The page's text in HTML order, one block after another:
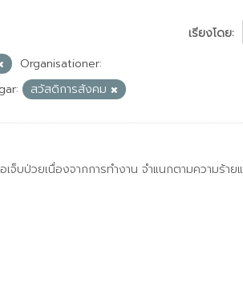
เรียงโดย
Organisationer:
สวัสดิการสังคม
บป่วยเนื่องจากการทํางาน จําแนกตามความร้า